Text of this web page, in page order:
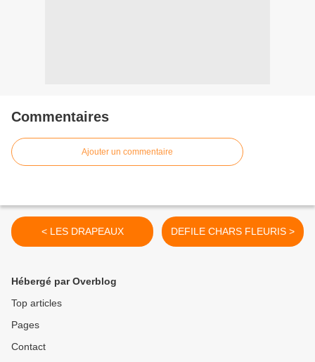
Commentaires
Ajouter un commentaire
< LES DRAPEAUX DEFILE CHARS FLEURIS >
Hébergé par Overblog
Top articles
Pages
Contact